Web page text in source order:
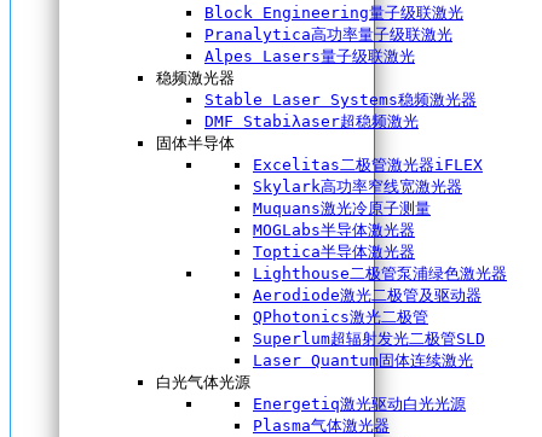
Block Engineering量子级联激光
Pranalytica高功率量子级联激光
Alpes Lasers量子级联激光
稳频激光器
Stable Laser Systems稳频激光器
DMF Stabiλaser超稳频激光
固体半导体
Excelitas二极管激光器iFLEX
Skylark高功率窄线宽激光器
Muquans激光冷原子测量
MOGLabs半导体激光器
Toptica半导体激光器
Lighthouse二极管泵浦绿色激光器
Aerodiode激光二极管及驱动器
QPhotonics激光二极管
Superlum超辐射发光二极管SLD
Laser Quantum固体连续激光
白光气体光源
Energetiq激光驱动白光光源
Plasma气体激光器